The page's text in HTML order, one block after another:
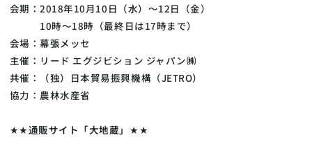
会期：2018年10月10日（水）～12日（金）
10時～18時（最終日は17時まで）
会場：幕張メッセ
主催：リード エグジビション ジャパン㈱
共催：（独）日本貿易振興機構（JETRO）
協力：農林水産省
★★通販サイト「大地蔵」 ★★